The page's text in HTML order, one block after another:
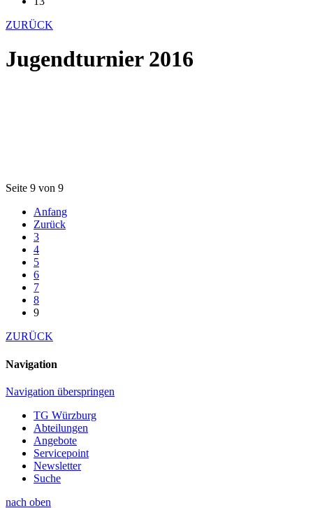
ZURÜCK
Jugendturnier 2016
Seite 9 von 9
Anfang
Zurück
3
4
5
6
7
8
9
ZURÜCK
Navigation
Navigation überspringen
TG Würzburg
Abteilungen
Angebote
Servicepoint
Newsletter
Suche
nach oben